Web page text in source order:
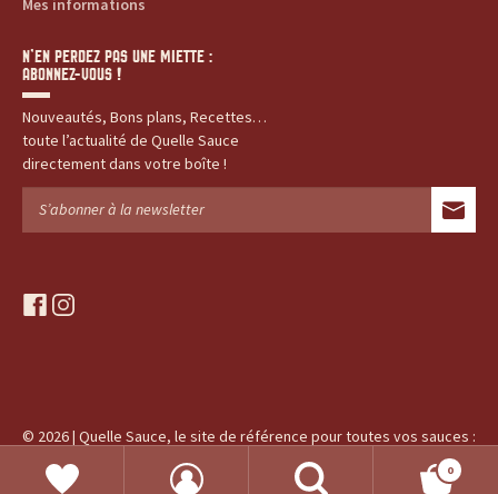
N’EN PERDEZ PAS UNE MIETTE :
ABONNEZ-VOUS !
Nouveautés, Bons plans, Recettes…
toute l’actualité de Quelle Sauce
directement dans votre boîte !
f
o
k
r
a
© 2026 | Quelle Sauce, le site de référence pour toutes vos sauces :
produits, recettes, histoires...
Recherche
RECHERCHE
0